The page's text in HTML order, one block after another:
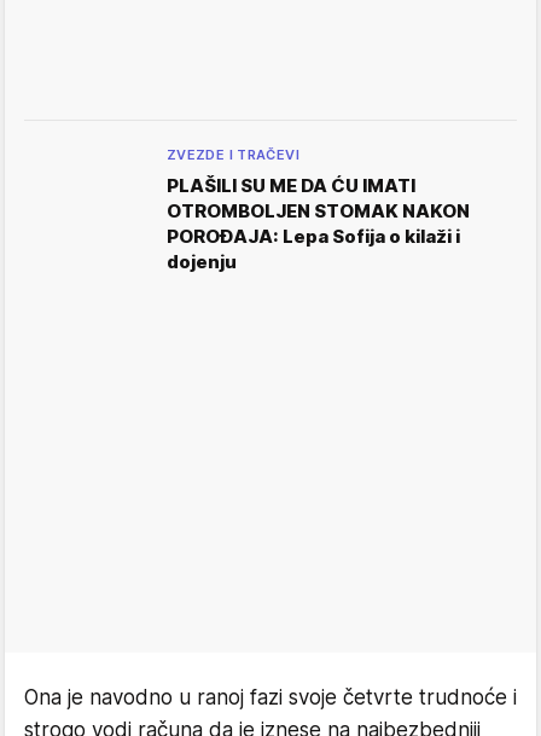
ZVEZDE I TRAČEVI
PLAŠILI SU ME DA ĆU IMATI
OTROMBOLJEN STOMAK NAKON
POROĐAJA: Lepa Sofija o kilaži i
dojenju
Ona je navodno u ranoj fazi svoje četvrte trudnoće i
strogo vodi računa da je iznese na najbezbedniji